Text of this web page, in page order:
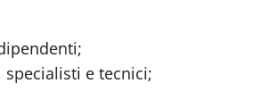
e tecnici;